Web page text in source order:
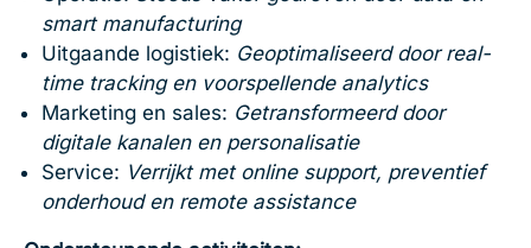
smart manufacturing
Uitgaande logistiek: Geoptimaliseerd door real-
time tracking en voorspellende analytics
Marketing en sales: Getransformeerd door
digitale kanalen en personalisatie
Service: Verrijkt met online support, preventief
onderhoud en remote assistance